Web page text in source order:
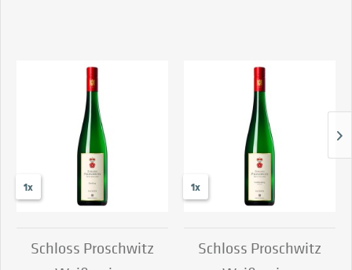
1x
Schloss Proschwitz
1x
Schloss Proschwitz